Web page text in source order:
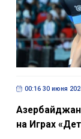
00:16 30 июня
на Играх